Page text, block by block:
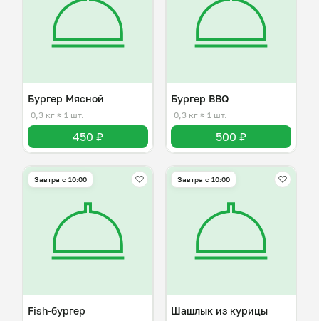
Бургер Мясной
0,3 кг ≈ 1 шт.
450 ₽
Бургер BBQ
0,3 кг ≈ 1 шт.
500 ₽
Завтра c 10:00
Fish-бургер
Завтра c 10:00
Шашлык из курицы